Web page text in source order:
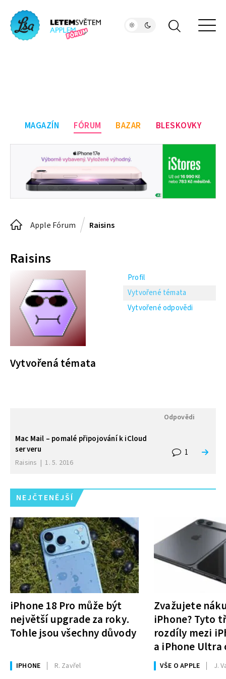
MAGAZÍN FÓRUM BAZAR BLESKOVKY
Apple Fórum Raisins
Raisins
Profil
Vytvořené témata
Vytvořené odpovědi
Vytvořená témata
Odpovědi
Mac Mail – pomalé připojování k iCloud
serveru
Raisins | 1. 5. 2016
1
NEJČTENĚJŠÍ
iPhone 18 Pro může být
největší upgrade za roky.
Tohle jsou všechny důvody
IPHONE R. Zavřel
Zvažujete
iPhone? Tyto
rozdíly mezi
a iPhone Ultra
rozhodnutí
VŠE O APPLE J.